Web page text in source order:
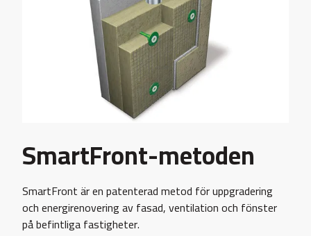
SmartFront-metoden
SmartFront är en patenterad metod för uppgradering
och energirenovering av fasad, ventilation och fönster
på befintliga fastigheter.